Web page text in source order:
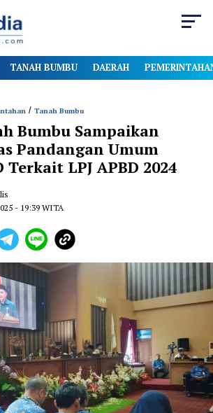
TANAH BUMBU DAERAH
/ Tanah Bumbu
Bumbu Sampaikan
Pandangan Umum
Terkait LPJ APBD 2024
- 19:39 WITA